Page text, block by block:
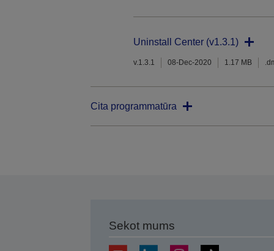
Uninstall Center (v1.3.1)
v.1.3.1 08-Dec-2020 1.17 MB
Cita programmatūra
Sekot mums